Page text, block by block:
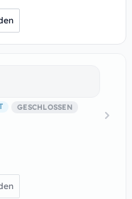
GESCHLOSSEN